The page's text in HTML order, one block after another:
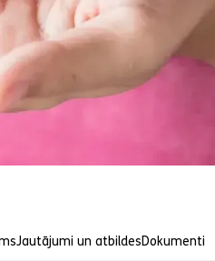
Jautājumi un atbildesDokumenti